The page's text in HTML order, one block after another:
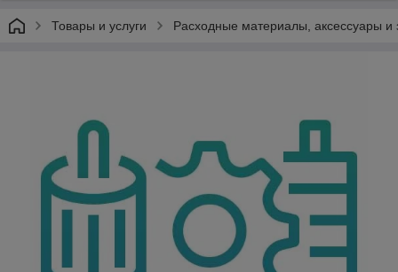
Товары и услуги Расходные материалы, аксессуары и